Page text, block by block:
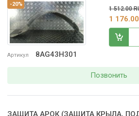
-20%
Артикул 8AG43H301
1 512.00
1
Позвонить
ЗАЩИТА АРОК (ЗАЩИТА КРЫЛА,